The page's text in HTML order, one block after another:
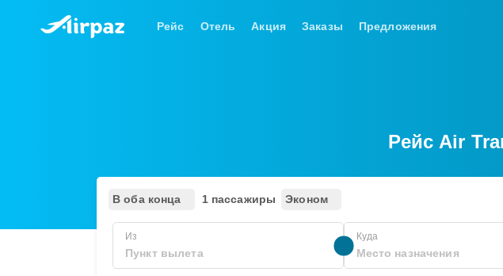
Рейс Отель Акция Заказы Предложения
Рейс Air
В оба конца 1 пассажиры Эконом
Из Куда